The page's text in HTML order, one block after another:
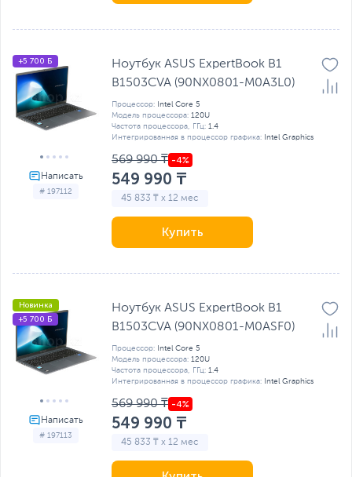
# 197112
+5 700 Б
Ноутбук ASUS ExpertBook B1
B1503CVA (90NX0801-M0A3L0)
Процессор: Intel Core 5
Модель процессора: 120U
Частота процессора, ГГц: 1.4
Интегрированная в процессор графика: Intel Graphics
569 990 ₸
549 990 ₸
45 833 ₸ x 12 мес
Купить
# 197113
Новинка
+5 700 Б
Ноутбук ASUS ExpertBook B1
B1503CVA (90NX0801-M0ASF0)
Процессор: Intel Core 5
Модель процессора: 120U
Частота процессора, ГГц: 1.4
Интегрированная в процессор графика: Intel Graphics
569 990 ₸
549 990 ₸
45 833 ₸ x 12 мес